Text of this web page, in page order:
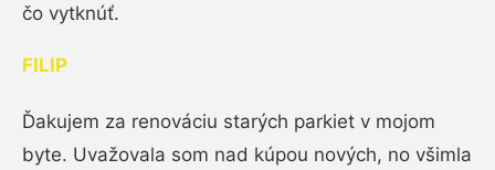
čo vytknúť.
FILIP
Ďakujem za renováciu starých parkiet v mojom
byte. Uvažovala som nad kúpou nových, no všimla